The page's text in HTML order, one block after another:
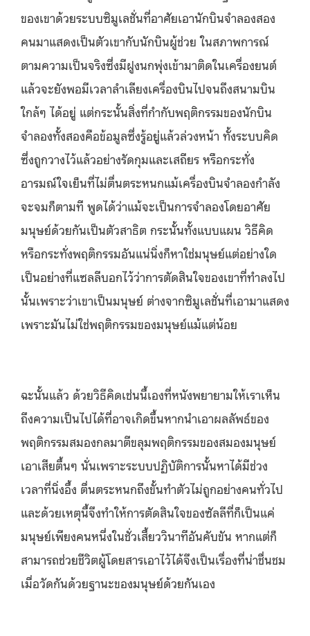
ของเขาด้วยระบบซิมูเลชั่นที่อาศัยเอานักบินจำลองสอง
คนมาแสดงเป็นตัวเขากับนักบินผู้ช่วย ในสภาพการณ์
ตามความเป็นจริงซึ่งมีฝูงนกพุ่งเข้ามาติดในเครื่องยนต์
แล้วจะยังพอมีเวลาลำเลียงเครื่องบินไปจนถึงสนามบิน
ใกล้ๆ ได้อยู่ แต่กระนั้นสิ่งที่กำกับพฤติกรรมของนักบิน
จำลองทั้งสองคือข้อมูลซึ่งรู้อยู่แล้วล่วงหน้า ทั้งระบบคิด
ซึ่งถูกวางไว้แล้วอย่างรัดกุมและเสถียร หรือกระทั่ง
อารมณ์ใจเย็นที่ไม่ตื่นตระหนกแม้เครื่องบินจำลองกำลัง
จะจมก็ตามที พูดได้ว่าแม้จะเป็นการจำลองโดยอาศัย
มนุษย์ด้วยกันเป็นตัวสาธิต กระนั้นทั้งแบบแผน วิธีคิด
หรือกระทั่งพฤติกรรมอันแน่นิ่งก็หาใช่มนุษย์แต่อย่างใด
เป็นอย่างที่แซลลีบอกไว้ว่าการตัดสินใจของเขาที่ทำลงไป
นั้นเพราะว่าเขาเป็นมนุษย์ ต่างจากซิมูเลชั่นที่เอามาแสดง
เพราะมันไม่ใช่พฤติกรรมของมนุษย์แม้แต่น้อย
ฉะนั้นแล้ว ด้วยวิธีคิดเช่นนี้เองที่หนังพยายามให้เราเห็น
ถึงความเป็นไปได้ที่อาจเกิดขึ้นหากนำเอาผลลัพธ์ของ
พฤติกรรมสมองกลมาตีขลุมพฤติกรรมของสมองมนุษย์
เอาเสียตื้นๆ นั่นเพราะระบบปฏิบัติการนั้นหาได้มีช่วง
เวลาที่นิ่งอึ้ง ตื่นตระหนกถึงขั้นทำตัวไม่ถูกอย่างคนทั่วไป
และด้วยเหตุนี้จึงทำให้การตัดสินใจของซัลลีที่ก็เป็นแค่
มนุษย์เพียงคนหนึ่งในชั่วเสี้ยววินาทีอันคับขัน หากแต่ก็
สามารถช่วยชีวิตผู้โดยสารเอาไว้ได้จึงเป็นเรื่องที่น่าชื่นชม
เมื่อวัดกันด้วยฐานะของมนุษย์ด้วยกันเอง